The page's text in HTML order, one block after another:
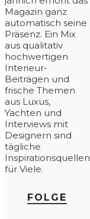
Magazin ganz
automatisch seine
Präsenz. Ein Mix
aus qualitativ
hochwertigen
Interieur-
Beiträgen und
frische Themen
aus Luxus,
Yachten und
Interviews mit
Designern sind
tägliche
Inspirationsquellen
für Viele.
FOLGE